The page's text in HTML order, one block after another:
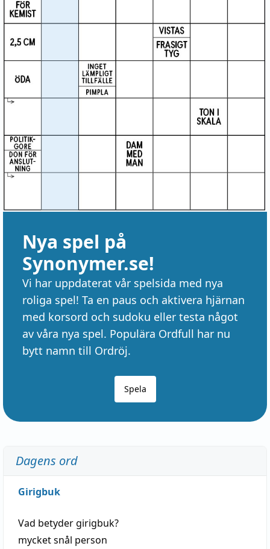
Nya spel på
Synonymer.se!
Vi har uppdaterat vår spelsida med nya
roliga spel! Ta en paus och aktivera hjärnan
med korsord och sudoku eller testa något
av våra nya spel. Populära Ordfull har nu
bytt namn till Ordröj.
Spela
Dagens ord
Girigbuk
Vad betydergirigbuk?
mycketsnål person